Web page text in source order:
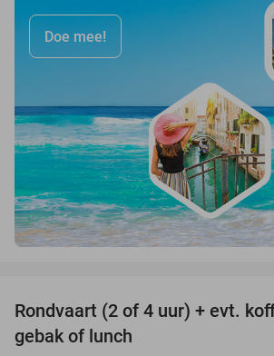
Doe mee!
Rondvaart (2 of 4 uur) + evt.
gebak of lunch